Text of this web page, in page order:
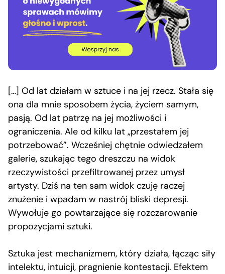
[…] Od lat działam w sztuce i na jej rzecz. Stała się
ona dla mnie sposobem życia, życiem samym,
pasją. Od lat patrzę na jej możliwości i
ograniczenia. Ale od kilku lat „przestałem jej
potrzebować”. Wcześniej chętnie odwiedzałem
galerie, szukając tego dreszczu na widok
rzeczywistości przefiltrowanej przez umysł
artysty. Dziś na ten sam widok czuję raczej
znużenie i wpadam w nastrój bliski depresji.
Wywołuje go powtarzające się rozczarowanie
propozycjami sztuki.
Sztuka jest mechanizmem, który działa, łącząc siły
intelektu, intuicji, pragnienie kontestacji. Efektem